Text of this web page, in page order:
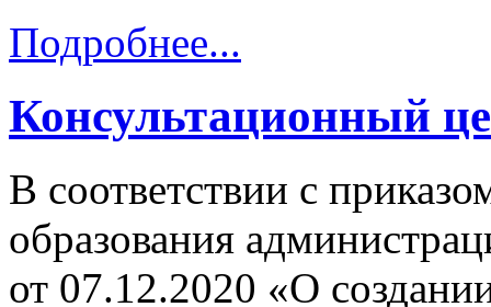
Подробнее...
Консультационный
В соответствии с
образования
от 07.12.2020 «О